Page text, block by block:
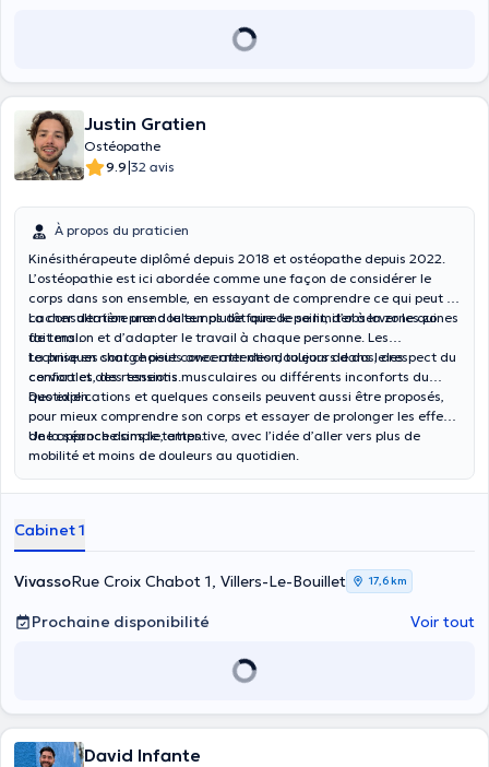
Justin Gratien
Ostéopathe
9.9|32 avis
À propos du praticien
Kinésithérapeute diplômé depuis 2018 et ostéopathe depuis 2022.
L’ostéopathie est ici abordée comme une façon de considérer le
corps dans son ensemble, en essayant de comprendre ce qui peut se
cacher derrière une douleur plutôt que de se limiter à la zone qui
fait mal.
La consultation prend le temps de faire le point, d’observer les zones
de tension et d’adapter le travail à chaque personne. Les
techniques sont choisies avec attention, toujours dans le respect du
confort et des ressentis.
La prise en charge peut concerner des douleurs de dos, des
cervicales, des tensions musculaires ou différents inconforts du
quotidien.
Des explications et quelques conseils peuvent aussi être proposés,
pour mieux comprendre son corps et essayer de prolonger les effets
de la séance dans le temps.
Une approche simple, attentive, avec l’idée d’aller vers plus de
mobilité et moins de douleurs au quotidien.
Cabinet 1
VivassoRue Croix Chabot 1, Villers-Le-Bouillet 17,6 km
Prochaine disponibilité Voir tout
David Infante